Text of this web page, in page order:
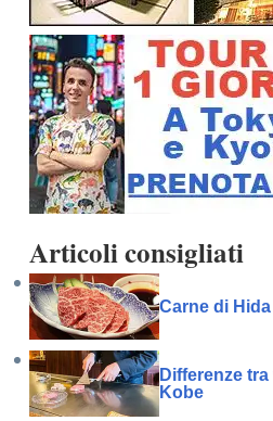
Articoli consigliati
Carne di Hida
Differenze
Kobe